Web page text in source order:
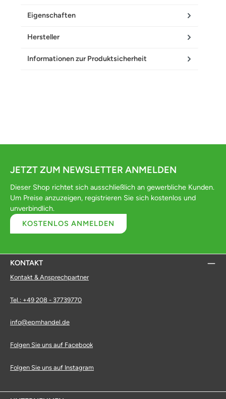
Eigenschaften
Hersteller
Informationen zur Produktsicherheit
JETZT ZUM NEWSLETTER ANMELDEN
Dieser Shop richtet sich ausschließlich an gewerbliche Kunden.
Um Preise anzuzeigen, registrieren Sie sich kostenlos und
unverbindlich.
KOSTENLOS ANMELDEN
KONTAKT
Kontakt & Ansprechpartner
Tel.: +49 208 - 37739770
info@epmhandel.de
Folgen Sie uns auf Facebook
Folgen Sie uns auf Instagram